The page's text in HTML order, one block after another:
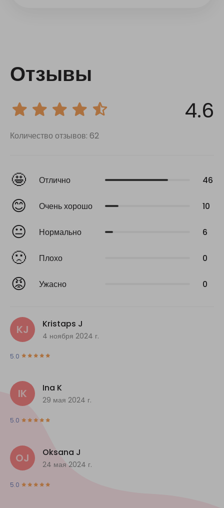
Отзывы
4.6
Количество отзывов: 62
🤩 Отлично 46
😊 Очень хорошо 10
😐 Нормально 6
🙁 Плохо 0
😡 Ужасно 0
KJ Kristaps J
4 ноября 2024 г.
5.0
IK Ina K
29 мая 2024 г.
5.0
OJ Oksana J
24 мая 2024 г.
5.0